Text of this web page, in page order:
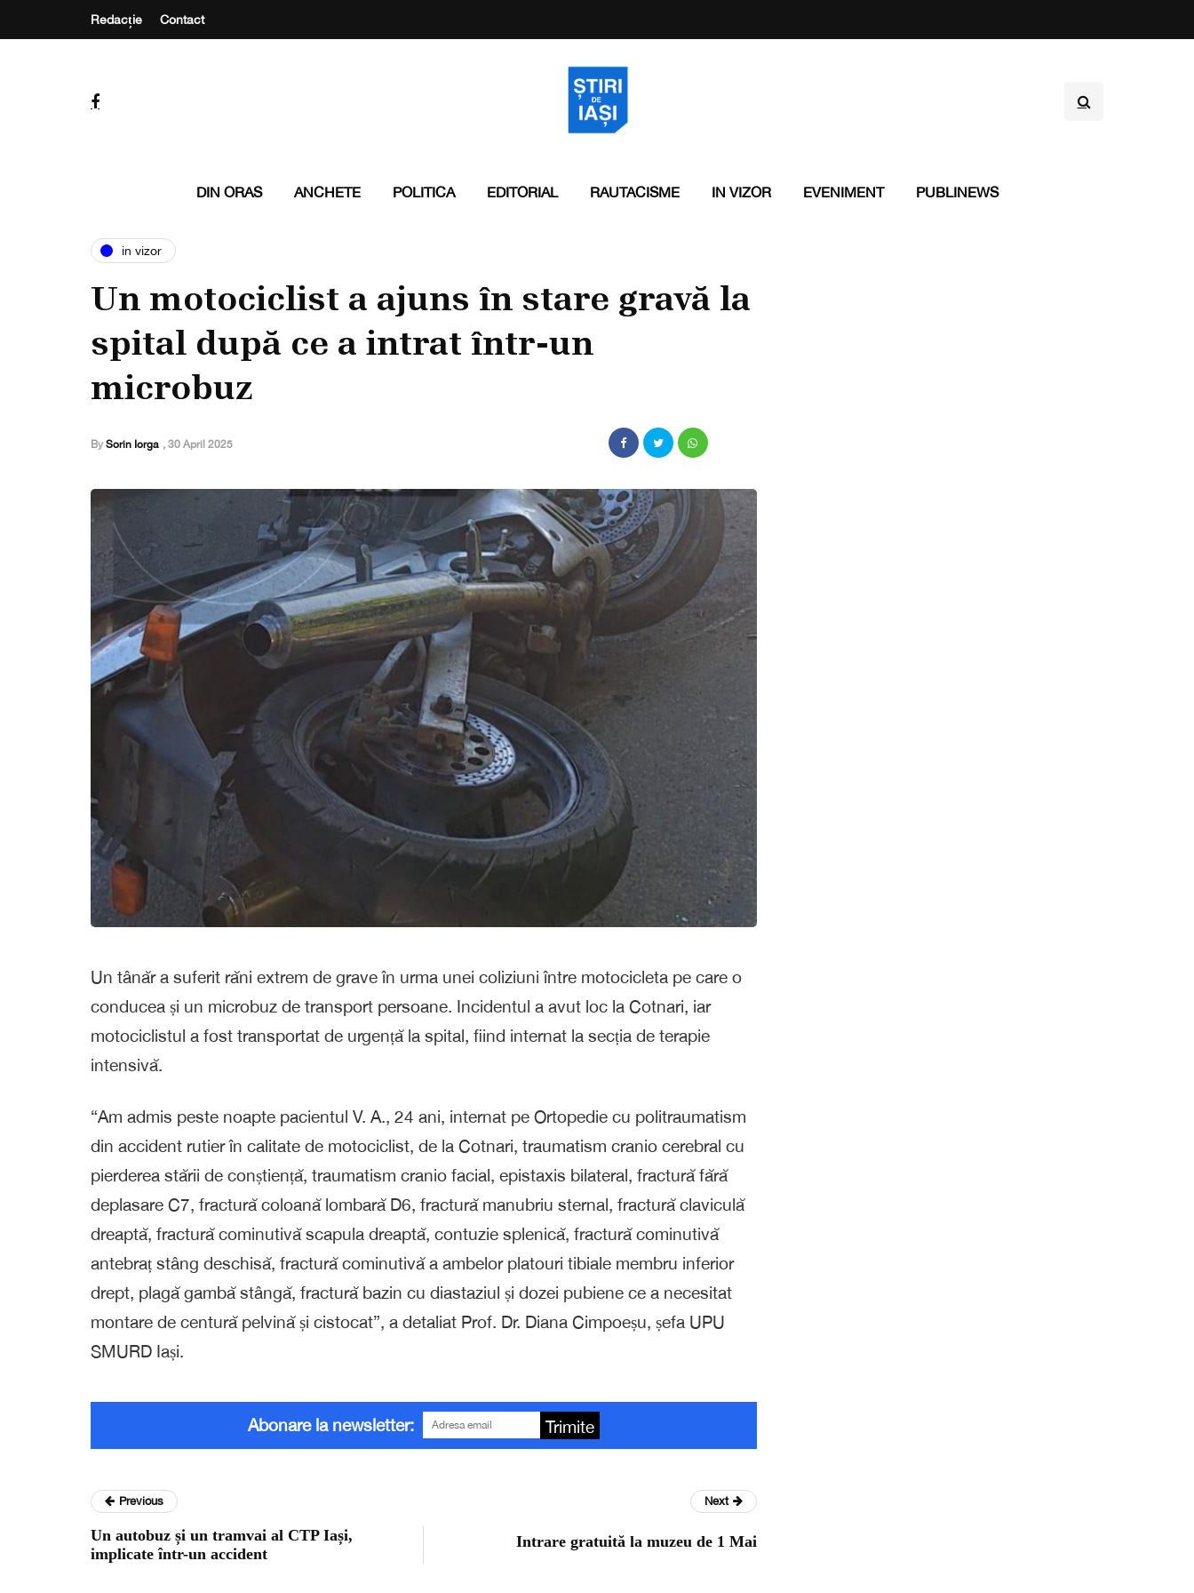
Redacție Contact
DIN ORAS ANCHETE POLITICA EDITORIAL RAUTACISME IN VIZOR EVENIMENT PUBLINEWS
in vizor
Un motociclist a ajuns în stare gravă la
spital după ce a intrat într-un
microbuz
By Sorin Iorga , 30 April 2025
Un tânăr a suferit răni extrem de grave în urma unei coliziuni între motocicleta pe care o
conducea și un microbuz de transport persoane. Incidentul a avut loc la Cotnari, iar
motociclistul a fost transportat de urgență la spital, fiind internat la secția de terapie
intensivă.
“Am admis peste noapte pacientul V. A., 24 ani, internat pe Ortopedie cu politraumatism
din accident rutier în calitate de motociclist, de la Cotnari, traumatism cranio cerebral cu
pierderea stării de conștiență, traumatism cranio facial, epistaxis bilateral, fractură fără
deplasare C7, fractură coloană lombară D6, fractură manubriu sternal, fractură claviculă
dreaptă, fractură cominutivă scapula dreaptă, contuzie splenică, fractură cominutivă
antebraț stâng deschisă, fractură cominutivă a ambelor platouri tibiale membru inferior
drept, plagă gambă stângă, fractură bazin cu diastaziul și dozei pubiene ce a necesitat
montare de centură pelvină și cistocat”, a detaliat Prof. Dr. Diana Cimpoeșu, șefa UPU
SMURD Iași.
Abonare la newsletter: Trimite
Previous
Un autobuz și un tramvai al CTP Iași,
implicate într-un accident
Next
Intrare gratuită la muzeu de 1 Mai